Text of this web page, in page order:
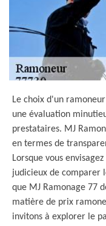
Le choix d'un
une évaluation
prestataires. MJ
en termes de
Lorsque vous
judicieux de comparer
que MJ Ramonage 77
matière de prix
invitons à explorer le